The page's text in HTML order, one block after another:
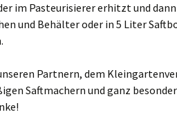
im Pasteurisierer erhitzt und
und Behälter oder in 5 Liter
Partnern, dem
Saftmachern und ganz